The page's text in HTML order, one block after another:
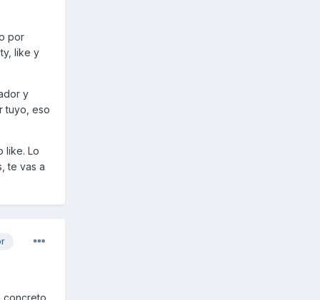
por
like y
y
tuyo, eso
like. Lo
te vas a
concreto